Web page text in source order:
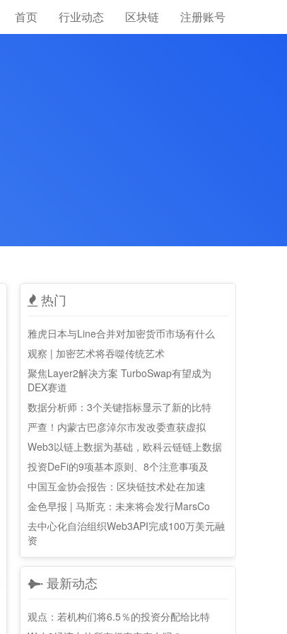
首页 行业动态 区块链 注册账号
热门
雅虎日本与Line合并对加密货币市场有什么
观察 | 加密艺术将吞噬传统艺术
聚焦Layer2解决方案 TurboSwap有望成为
DEX赛道
数据分析师：3个关键指标显示了新的比特
严查！内蒙古巴彦淖尔市发改委查获虚拟
Web3以链上数据为基础，欧科云链链上数据
投资DeFi的9项基本原则、8个注意事项及
中国互金协会报告：区块链技术处在加速
金色早报 | 马斯克：未来将会发行MarsCo
去中心化自治组织Web3API完成100万美元融
资
最新动态
观点：若机构们将6.5％的投资分配给比特